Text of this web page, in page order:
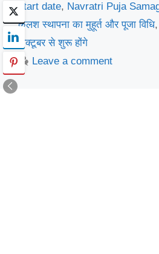
start date, Navratri Puja
कलश स्थापना का मुहूर्त और पूजा विधि
अक्टूबर से शुरू होंगे
Leave a comment